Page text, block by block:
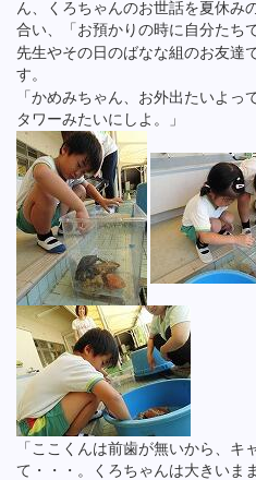
ん、くろちゃんのお世話を夏休み
合い、「お預かりの時に自分たち
先生やその日のばなな組のお友達
す。
「かめみちゃん、お外出たいよ
タワーみたいにしよ。」
「ここくんは前歯が無いから、キ
て・・・。くろちゃんは大きいま